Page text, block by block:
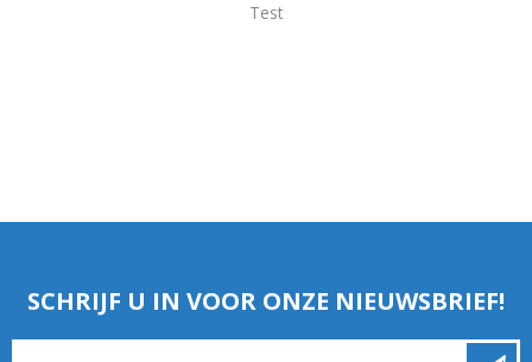
Test
SCHRIJF U IN VOOR ONZE NIEUWSBRIEF!